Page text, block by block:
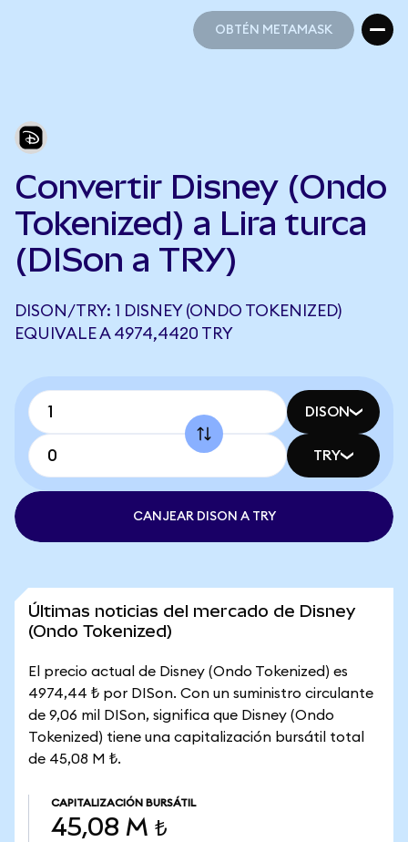
OBTÉN METAMASK
Convertir Disney (Ondo
Tokenized) a Lira turca
(DISon a TRY)
DISON/TRY: 1 DISNEY (ONDO TOKENIZED)
EQUIVALE A 4974,4420 TRY
DISON
TRY
CANJEAR DISON A TRY
Últimas noticias del mercado de Disney
(Ondo Tokenized)
El precio actual de Disney (Ondo Tokenized) es
4974,44 ₺ por DISon. Con un suministro circulante
de 9,06 mil DISon, significa que Disney (Ondo
Tokenized) tiene una capitalización bursátil total
de 45,08 M ₺.
CAPITALIZACIÓN BURSÁTIL
45,08 M ₺